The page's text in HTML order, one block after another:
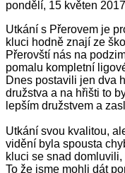
pondělí, 15 květen
Utkání s Přerovem je
kluci hodně znají ze
Přerovští nás na
pomalu kompletní
Dnes postavili jen dva
družstva a na hřišti to
lepším družstvem a
Utkání svou kvalitou,
vidění byla spousta
kluci se snad
To že jsme mohli dát